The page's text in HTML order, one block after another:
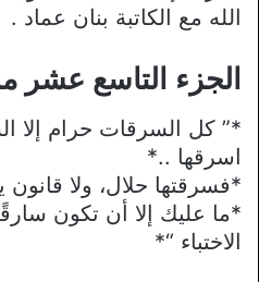
الله مع الكاتبة بنان عماد .
الجزء التاسع عشر
*” كل السرقات حرام إلا
اسرقها ..*
*فسرقتها حلال، ولا قانون
*ما عليك إلا أن تكون
الاختباء “*